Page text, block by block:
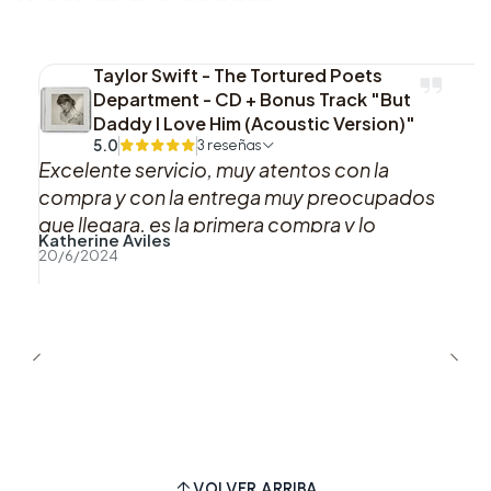
iridiscente y el póster adicional— con el
contenido completo del álbum, lo que lo
convierte en un producto destacado tanto para
fans de Sabrina Carpenter como para
coleccionistas de ediciones especiales.
Taylor Swift - The Tortured Poets
Department - CD + Bonus Track "But
Daddy I Love Him (Acoustic Version)"
5.0 3 reseñas
Excelente servicio, muy atentos con la
compra y con la entrega muy preocupados
que llegara, es la primera compra y lo
recomiendo al 100%, gracias
Katherine Aviles
20/6/2024